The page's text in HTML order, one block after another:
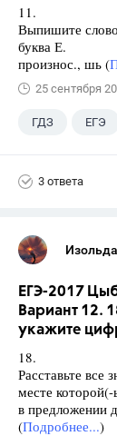
11.
Выпишите
буква Е.
произнос., шь (
25 сентября
ГДЗ ЕГЭ
3 ответа
ЕГЭ-2017
Вариант 12.
укажите
18.
Расставьте все
месте
в предложении
(Подробнее...)